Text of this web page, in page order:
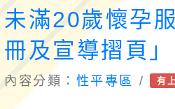
未滿20歲懷孕
冊及宣導摺頁
內容分類： 性平專區 / 有